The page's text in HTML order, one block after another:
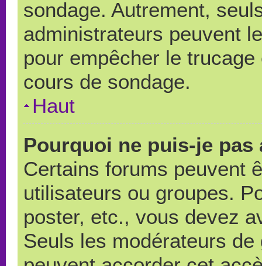
sondage. Autrement,
administrateurs peuvent
pour empêcher le
cours de sondage.
Haut
Pourquoi ne puis-je
Certains forums peuvent
utilisateurs ou groupes.
poster, etc., vous devez
Seuls les modérateurs